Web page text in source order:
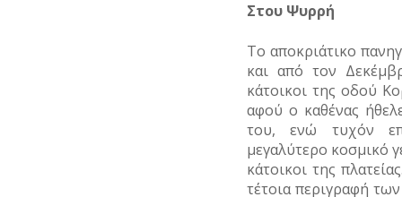
Στου Ψυρρή
Το αποκριάτικο
και από τον
κάτοικοι της οδού
αφού ο καθένας
του, ενώ τυχόν
μεγαλύτερο κοσμικό
κάτοικοι της
τέτοια περιγραφή